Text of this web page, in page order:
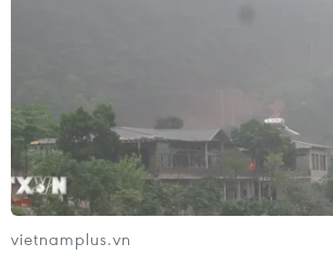
Điểm hẹn ngắm băng trôi và cá voi ở
Canada
05/08/2026 01:08
vietnamplus.vn